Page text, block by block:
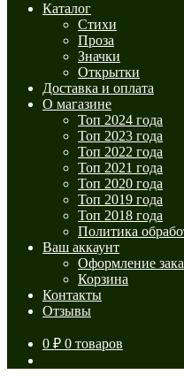
Каталог
Стихи
Проза
Значки
Открытки
Доставка и оплата
О магазине
Топ 2024 года
Топ 2023 года
Топ 2022 года
Топ 2021 года
Топ 2020 года
Топ 2019 года
Топ 2018 года
Политика
Ваш аккаунт
Оформление
Корзина
Контакты
Отзывы
0 ₽ 0 товаров